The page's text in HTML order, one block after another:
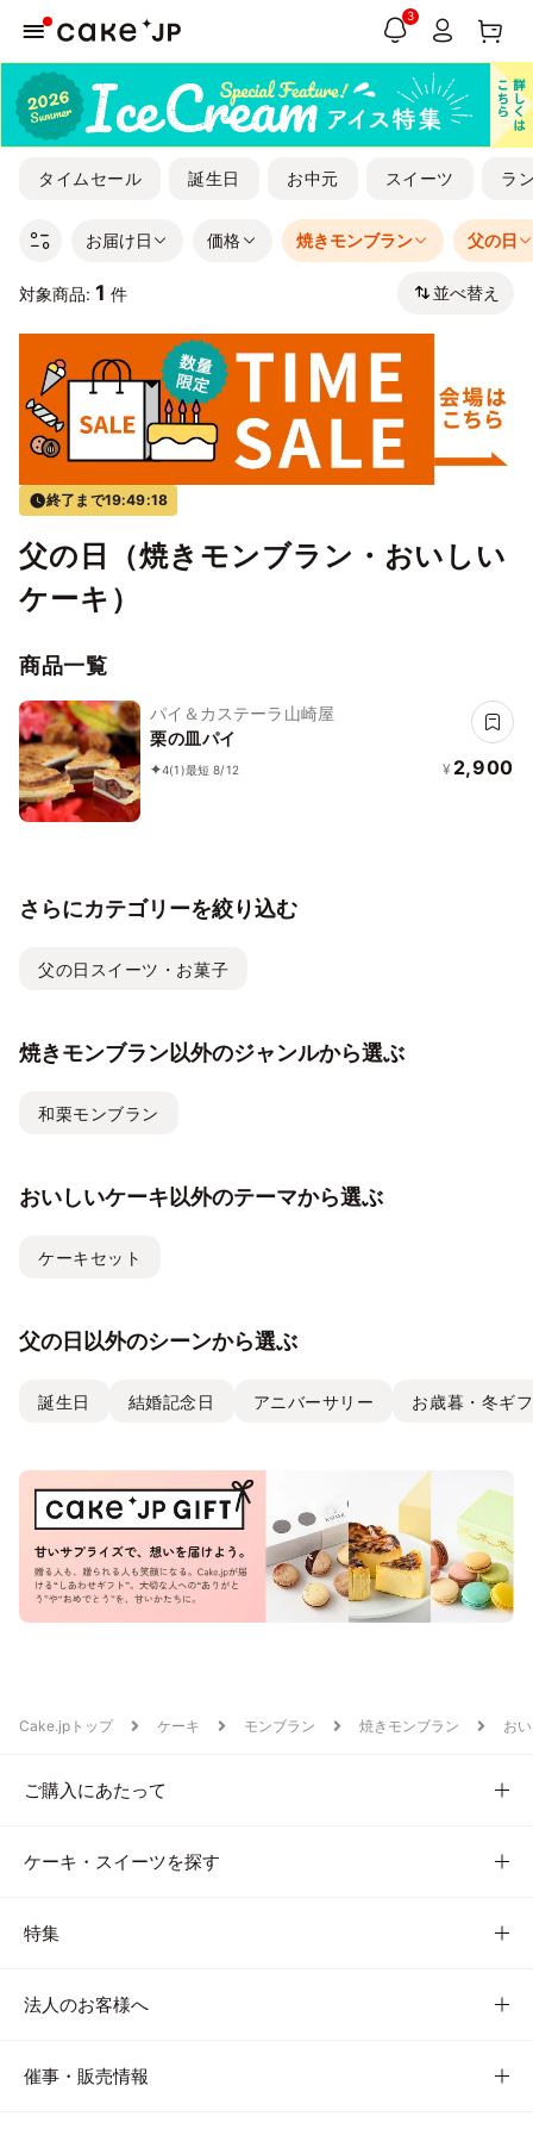
3
タイムセール 誕生日 お中元 スイーツ ラ
お届け日 価格 焼きモンブラン 父の日
対象商品: 1 件 並べ替え
終了まで19:49:18
父の日（焼きモンブラン・おいしい
ケーキ）
商品一覧
パイ＆カステーラ山崎屋
栗の皿パイ
4(1)最短 8/12 ¥ 2,900
さらにカテゴリーを絞り込む
父の日スイーツ・お菓子
焼きモンブラン以外のジャンルから選ぶ
和栗モンブラン
おいしいケーキ以外のテーマから選ぶ
ケーキセット
父の日以外のシーンから選ぶ
誕生日 結婚記念日 アニバーサリー お歳暮・冬ギ
Cake.jpトップ ケーキ モンブラン 焼きモンブラン お
ご購入にあたって
ケーキ・スイーツを探す
特集
法人のお客様へ
催事・販売情報